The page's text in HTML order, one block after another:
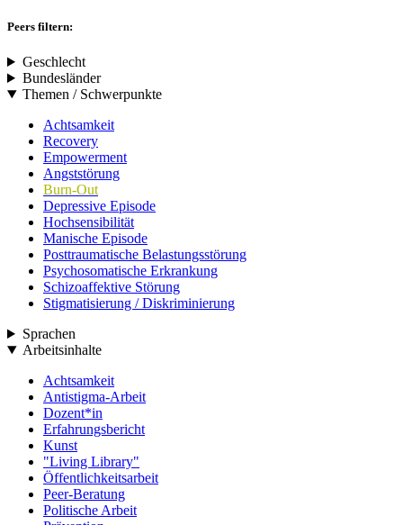
Peers filtern:
Geschlecht
Bundesländer
Themen / Schwerpunkte
Achtsamkeit
Recovery
Empowerment
Angststörung
Burn-Out
Depressive Episode
Hochsensibilität
Manische Episode
Posttraumatische Belastungsstörung
Psychosomatische Erkrankung
Schizoaffektive Störung
Stigmatisierung / Diskriminierung
Sprachen
Arbeitsinhalte
Achtsamkeit
Antistigma-Arbeit
Dozent*in
Erfahrungsbericht
Kunst
"Living Library"
Öffentlichkeitsarbeit
Peer-Beratung
Politische Arbeit